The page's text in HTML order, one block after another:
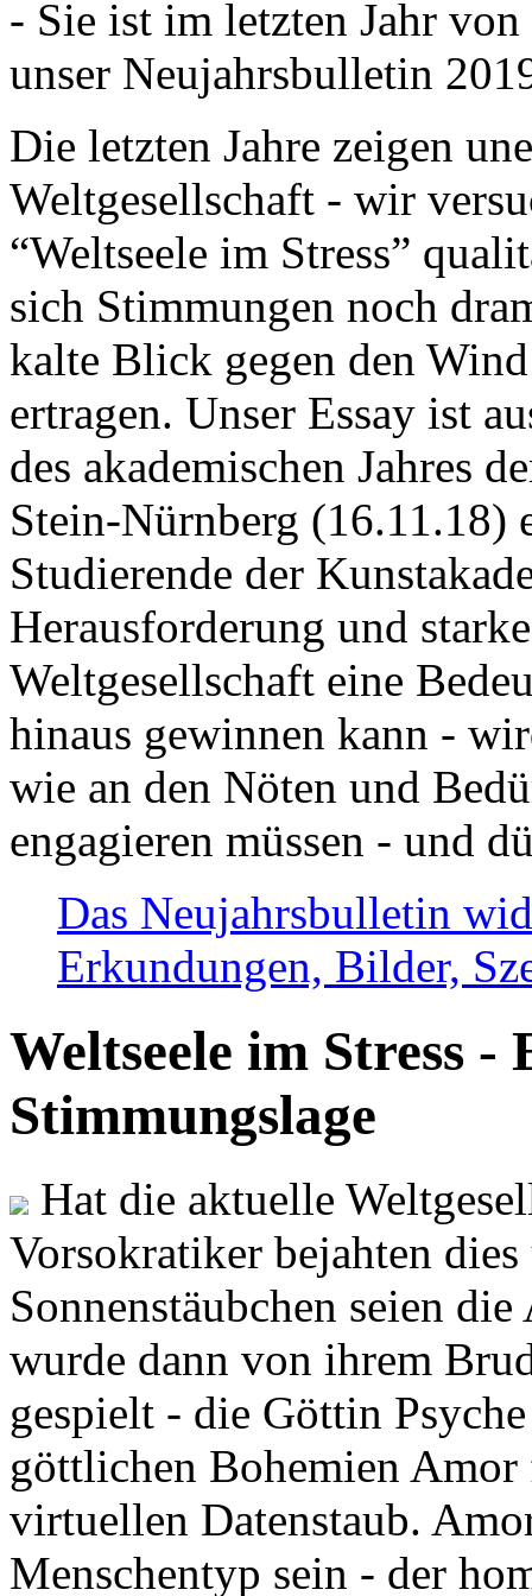
- Sie ist im letzten Jahr
unser Neujahrsbulletin
Die letzten Jahre zeigen
Weltgesellschaft - wir
“Weltseele im Stress”
sich Stimmungen noch
kalte Blick gegen den
ertragen. Unser Essay ist
des akademischen Jahres
Stein-Nürnberg (16.11.18)
Studierende der
Herausforderung und
Weltgesellschaft eine
hinaus gewinnen kann -
wie an den Nöten und
engagieren müssen - und
Das Neujahrsbulletin
Erkundungen, Bilder,
Weltseele im Stress -
Stimmungslage
Hat die aktuelle
Vorsokratiker bejahten
Sonnenstäubchen seien
wurde dann von ihrem
gespielt - die Göttin
göttlichen Bohemien
virtuellen Datenstaub.
Menschentyp sein - der